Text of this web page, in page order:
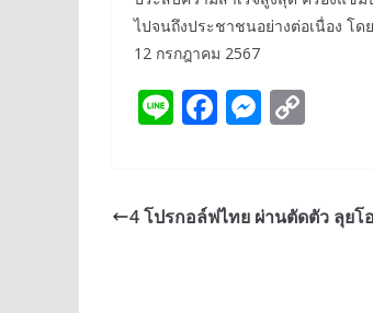
ไปจนถึงประชาชนอย่างต่อเนื่อง โ
12 กรกฎาคม 2567
Li F
b
M
e y
4 โปรกอล์ฟไทย ผ่านตัดตัว ลุยโ